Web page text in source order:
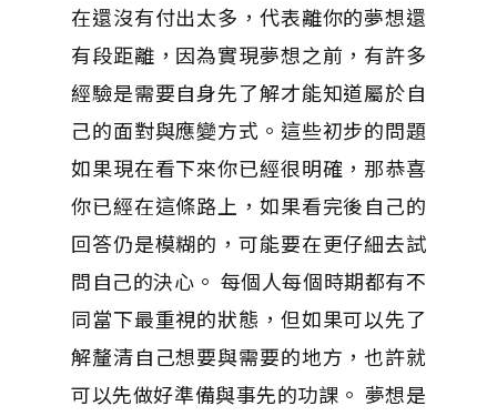
在還沒有付出太多，代表離你的夢想還
有段距離，因為實現夢想之前，有許多
經驗是需要自身先了解才能知道屬於自
己的面對與應變方式。這些初步的問題
如果現在看下來你已經很明確，那恭喜
你已經在這條路上，如果看完後自己的
回答仍是模糊的，可能要在更仔細去試
問自己的決心。 每個人每個時期都有不
同當下最重視的狀態，但如果可以先了
解釐清自己想要與需要的地方，也許就
可以先做好準備與事先的功課。 夢想是